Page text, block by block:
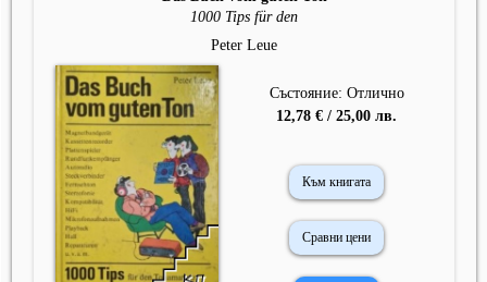
1000 Tips für den
Peter Leue
Състояние: Отлично
12,78 € / 25,00 лв.
Към книгата
Сравни цени